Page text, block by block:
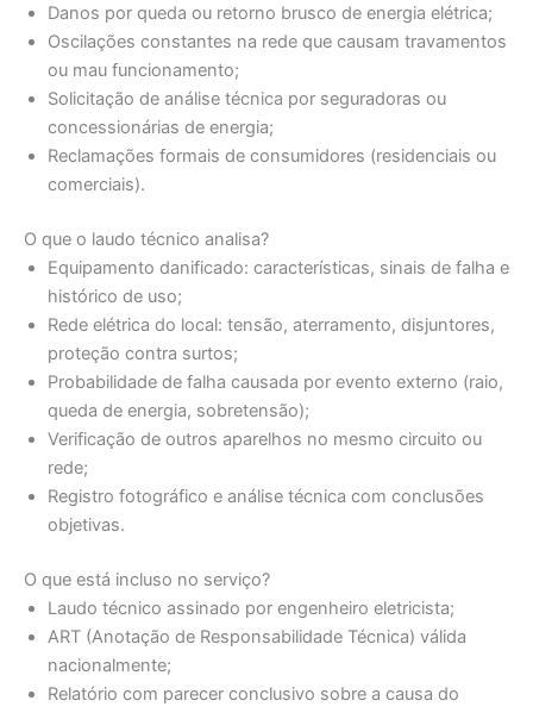
Danos por queda ou retorno brusco de energia elétrica;
Oscilações constantes na rede que causam travamentos
ou mau funcionamento;
Solicitação de análise técnica por seguradoras ou
concessionárias de energia;
Reclamações formais de consumidores (residenciais ou
comerciais).
O que o laudo técnico analisa?
Equipamento danificado: características, sinais de falha e
histórico de uso;
Rede elétrica do local: tensão, aterramento, disjuntores,
proteção contra surtos;
Probabilidade de falha causada por evento externo (raio,
queda de energia, sobretensão);
Verificação de outros aparelhos no mesmo circuito ou
rede;
Registro fotográfico e análise técnica com conclusões
objetivas.
O que está incluso no serviço?
Laudo técnico assinado por engenheiro eletricista;
ART (Anotação de Responsabilidade Técnica) válida
nacionalmente;
Relatório com parecer conclusivo sobre a causa do